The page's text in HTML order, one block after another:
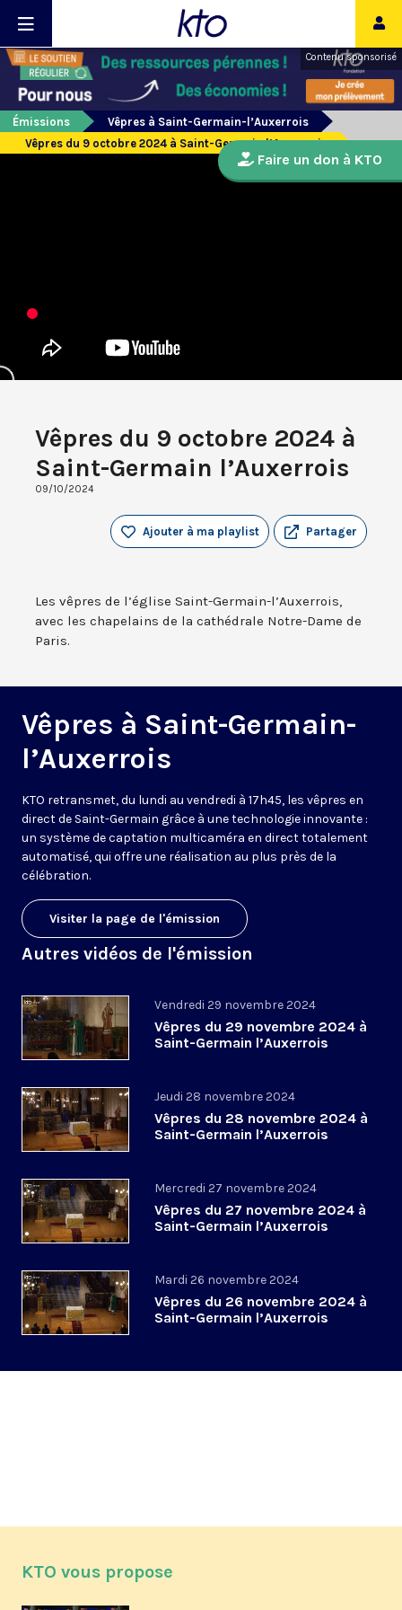
Contenu sponsorisé
Émissions
Vêpres à Saint-Germain-l’Auxerrois
Vêpres du 9 octobre 2024 à Saint-Germain l’Auxerrois
Vêpres du 9 octobre 2024 à
Saint-Germain l’Auxerrois
09/10/2024
Partager
Ajouter à ma playlist
Les vêpres de l’église Saint-Germain-l’Auxerrois,
avec les chapelains de la cathédrale Notre-Dame de
Paris.
Vêpres à Saint-Germain-
l’Auxerrois
KTO retransmet, du lundi au vendredi à 17h45, les vêpres en
direct de Saint-Germain grâce à une technologie innovante :
un système de captation multicaméra en direct totalement
automatisé, qui offre une réalisation au plus près de la
célébration.
Visiter la page de l'émission
Autres vidéos de l'émission
Vendredi 29 novembre 2024
Vêpres du 29 novembre 2024 à
Saint-Germain l’Auxerrois
Jeudi 28 novembre 2024
Vêpres du 28 novembre 2024 à
Saint-Germain l’Auxerrois
Mercredi 27 novembre 2024
Vêpres du 27 novembre 2024 à
Saint-Germain l’Auxerrois
Mardi 26 novembre 2024
Vêpres du 26 novembre 2024 à
Saint-Germain l’Auxerrois
Faire un don à KTO
KTO vous propose